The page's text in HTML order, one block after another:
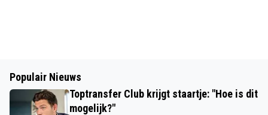
Populair Nieuws
Toptransfer Club krijgt staartje: "Hoe is dit
mogelijk?"